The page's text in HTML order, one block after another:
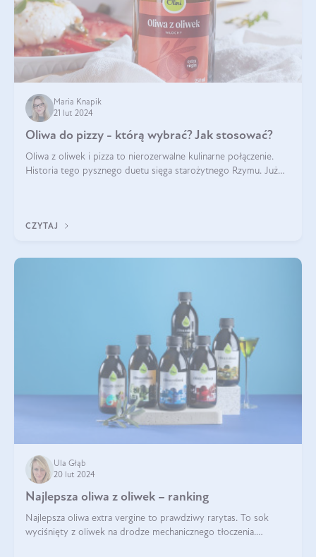
Maria Knapik
21 lut 2024
Oliwa do pizzy - którą wybrać? Jak stosować?
Oliwa z oliwek i pizza to nierozerwalne kulinarne połączenie.
Historia tego pysznego duetu sięga starożytnego Rzymu. Już
CZYTAJ
Ula Głąb
20 lut 2024
Najlepsza oliwa z oliwek – ranking
Najlepsza oliwa extra vergine to prawdziwy rarytas. To sok
wyciśnięty z oliwek na drodze mechanicznego tłoczenia.